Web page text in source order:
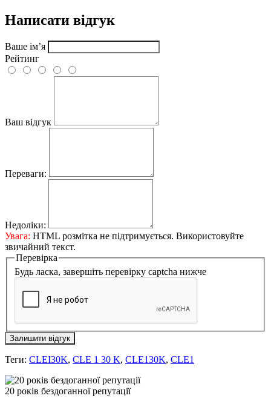
Написати відгук
Ваше ім’я
Рейтинг
Ваш відгук
Переваги:
Недоліки:
Увага: HTML розмітка не підтримується. Використовуйте
звичайний текст.
Перевірка
Будь ласка, завершіть перевірку captcha нижче
Залишити відгук
Теги: CLEI30K, CLE 1 30 K, CLE130K, CLE1
20 років бездоганної репутації